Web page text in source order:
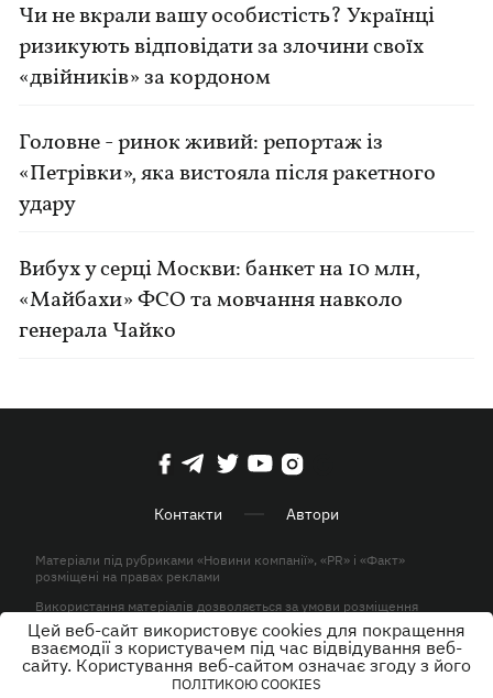
Чи не вкрали вашу особистість? Українці
ризикують відповідати за злочини своїх
«двійників» за кордоном
Головне - ринок живий: репортаж із
«Петрівки», яка вистояла після ракетного
удару
Вибух у серці Москви: банкет на 10 млн,
«Майбахи» ФСО та мовчання навколо
генерала Чайко
Контакти Автори
Матеріали під рубриками «Новини компанії», «PR» і «Факт»
розміщені на правах реклами
Використання матеріалів дозволяється за умови розміщення
активного гіперпосилання на KP.UA в першому абзаці.
© ТОВ «ЮЛАВ МЕДІА» 2026. Всі права захищені.
Цей веб-сайт використовує cookies для покращення
взаємодії з користувачем під час відвідування веб-
сайту. Користування веб-сайтом означає згоду з його
ПОЛІТИКОЮ COOKIES